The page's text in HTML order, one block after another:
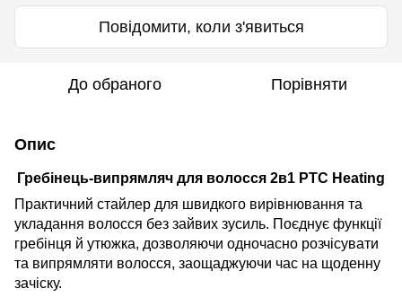
Повідомити, коли з'явиться
До обраного Порівняти
Опис
Гребінець-випрямляч для волосся 2в1 PTC Heating
Практичний стайлер для швидкого вирівнювання та
укладання волосся без зайвих зусиль. Поєднує функції
гребінця й утюжка, дозволяючи одночасно розчісувати
та випрямляти волосся, заощаджуючи час на щоденну
зачіску.